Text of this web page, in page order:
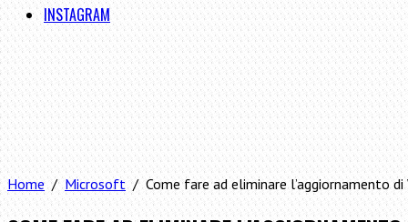
INSTAGRAM
Home/Microsoft/ Come fare ad eliminare l’aggiornamento di